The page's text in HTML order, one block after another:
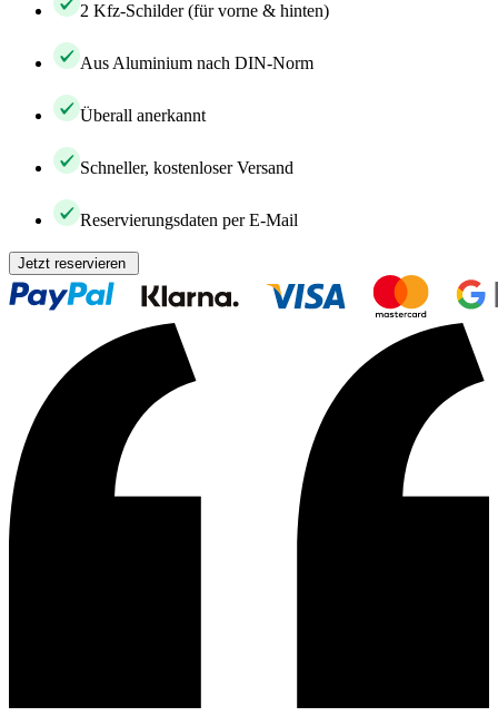
2 Kfz-Schilder (für vorne & hinten)
Aus Aluminium nach DIN-Norm
Überall anerkannt
Schneller, kostenloser Versand
Reservierungsdaten per E-Mail
Jetzt reservieren